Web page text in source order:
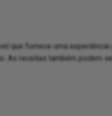
que fornece uma
As receitas também podem